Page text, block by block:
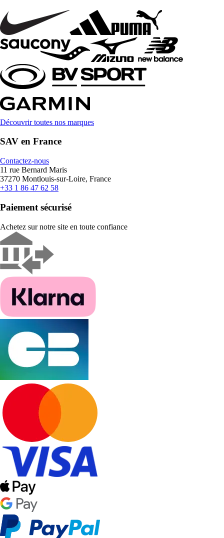
Découvrir toutes nos marques
SAV en France
Contactez-nous
11 rue Bernard Maris
37270 Montlouis-sur-Loire, France
+33 1 86 47 62 58
Paiement sécurisé
Achetez sur notre site en toute confiance